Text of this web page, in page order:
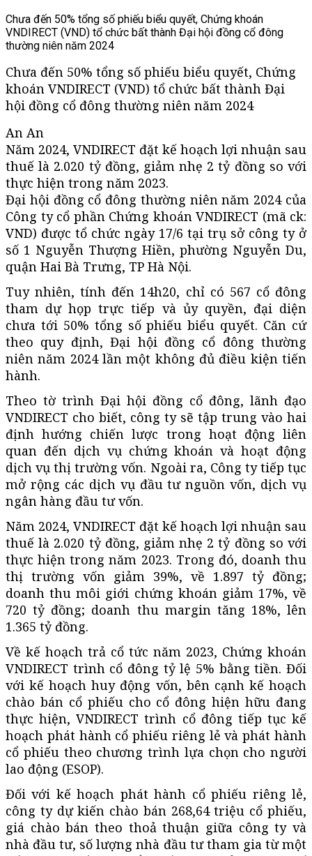
Chưa đến 50% tổng số phiếu biểu quyết, Chứng khoán
VNDIRECT (VND) tổ chức bất thành Đại hội đồng cổ đông
thường niên năm 2024
Chưa đến 50% tổng số phiếu biểu quyết, Chứng
khoán VNDIRECT (VND) tổ chức bất thành Đại
hội đồng cổ đông thường niên năm 2024
An An
Năm 2024, VNDIRECT đặt kế hoạch lợi nhuận sau
thuế là 2.020 tỷ đồng, giảm nhẹ 2 tỷ đồng so với
thực hiện trong năm 2023.
Đại hội đồng cổ đông thường niên năm 2024 của
Công ty cổ phần Chứng khoán VNDIRECT (mã ck:
VND) được tổ chức ngày 17/6 tại trụ sở công ty ở
số 1 Nguyễn Thượng Hiền, phường Nguyễn Du,
quận Hai Bà Trưng, TP Hà Nội.
Tuy nhiên, tính đến 14h20, chỉ có 567 cổ đông
tham dự họp trực tiếp và ủy quyền, đại diện
chưa tới 50% tổng số phiếu biểu quyết. Căn cứ
theo quy định, Đại hội đồng cổ đông thường
niên năm 2024 lần một không đủ điều kiện tiến
hành.
Theo tờ trình Đại hội đồng cổ đông, lãnh đạo
VNDIRECT cho biết, công ty sẽ tập trung vào hai
định hướng chiến lược trong hoạt động liên
quan đến dịch vụ chứng khoán và hoạt động
dịch vụ thị trường vốn. Ngoài ra, Công ty tiếp tục
mở rộng các dịch vụ đầu tư nguồn vốn, dịch vụ
ngân hàng đầu tư vốn.
Năm 2024, VNDIRECT đặt kế hoạch lợi nhuận sau
thuế là 2.020 tỷ đồng, giảm nhẹ 2 tỷ đồng so với
thực hiện trong năm 2023. Trong đó, doanh thu
thị trường vốn giảm 39%, về 1.897 tỷ đồng;
doanh thu môi giới chứng khoán giảm 17%, về
720 tỷ đồng; doanh thu margin tăng 18%, lên
1.365 tỷ đồng.
Về kế hoạch trả cổ tức năm 2023, Chứng khoán
VNDIRECT trình cổ đông tỷ lệ 5% bằng tiền. Đối
với kế hoạch huy động vốn, bên cạnh kế hoạch
chào bán cổ phiếu cho cổ đông hiện hữu đang
thực hiện, VNDIRECT trình cổ đông tiếp tục kế
hoạch phát hành cổ phiếu riêng lẻ và phát hành
cổ phiếu theo chương trình lựa chọn cho người
lao động (ESOP).
Đối với kế hoạch phát hành cổ phiếu riêng lẻ,
công ty dự kiến chào bán 268,64 triệu cổ phiếu,
giá chào bán theo thoả thuận giữa công ty và
nhà đầu tư, số lượng nhà đầu tư tham gia từ một